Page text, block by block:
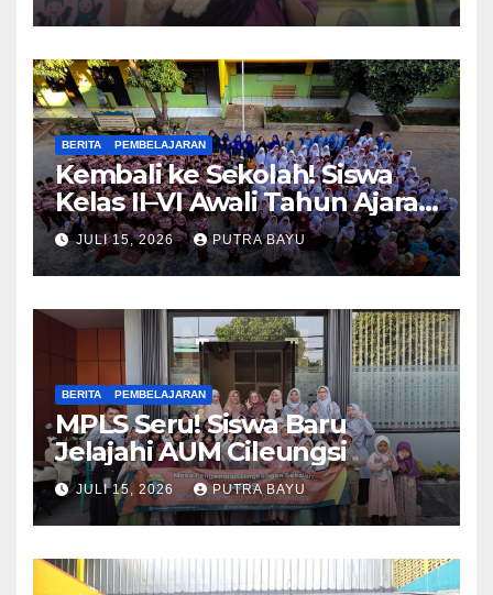
BERITA PEMBELAJARAN
Kembali ke Sekolah! Siswa
Kelas II–VI Awali Tahun Ajaran
Baru
JULI 15, 2026 PUTRA BAYU
BERITA PEMBELAJARAN
MPLS Seru! Siswa Baru
Jelajahi AUM Cileungsi
JULI 15, 2026 PUTRA BAYU